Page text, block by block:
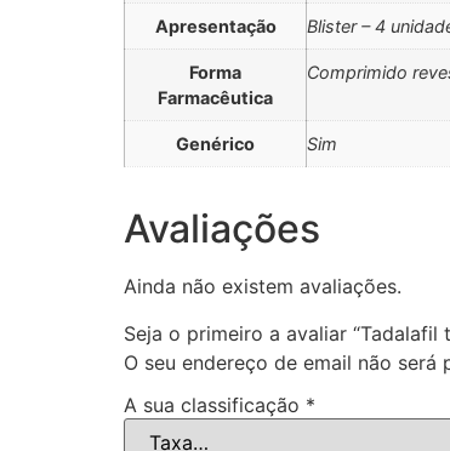
Apresentação Blister – 4
Forma
Farmacêutica
Comprimido
Genérico Sim
Avaliações
Ainda não existem avaliações.
Seja o primeiro a avaliar “Tadalafil
O seu endereço de email não será
A sua classificação *